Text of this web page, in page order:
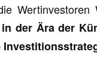
in der Ära der